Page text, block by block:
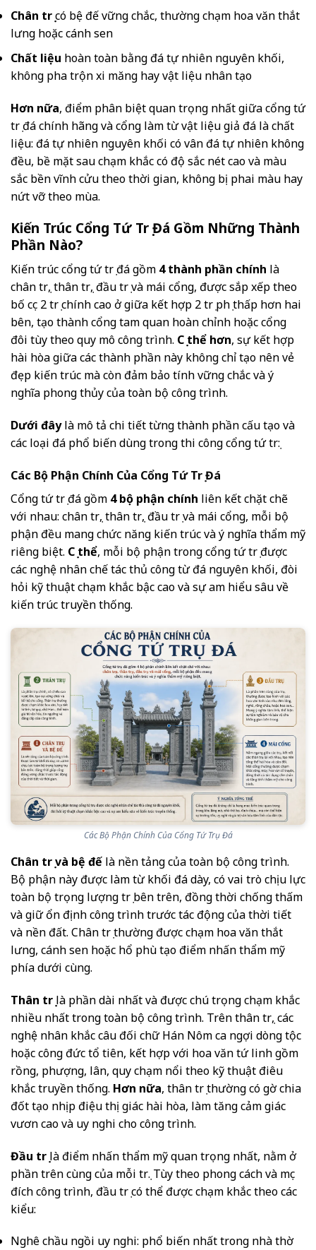
Chân trụcó bệ đế vững chắc, thường chạm hoa văn thắt
lưng hoặc cánh sen
Chất liệu hoàn toàn bằng đá tự nhiên nguyên khối,
không pha trộn xi măng hay vật liệu nhân tạo
Hơn nữa, điểm phân biệt quan trọng nhất giữa cổng tứ
trụ đá chính hãng và cổng làm từ vật liệu giả đá là chất
liệu: đá tự nhiên nguyên khối có vân đá tự nhiên không
đều, bề mặt sau chạm khắc có độ sắc nét cao và màu
sắc bền vĩnh cửu theo thời gian, không bị phai màu hay
nứt vỡ theo mùa.
Kiến Trúc Cổng Tứ Trụ Đá Gồm Những Thành
Phần Nào?
Kiến trúc cổng tứ trụ đá gồm 4 thành phần chính là
chân trụ, thân trụ, đầu trụ và mái cổng, được sắp xếp theo
bố cục 2 trụ chính cao ở giữa kết hợp 2 trụ phụ thấp hơn hai
bên, tạo thành cổng tam quan hoàn chỉnh hoặc cổng
đôi tùy theo quy mô công trình. Cụ thể hơn, sự kết hợp
hài hòa giữa các thành phần này không chỉ tạo nên vẻ
đẹp kiến trúc mà còn đảm bảo tính vững chắc và ý
nghĩa phong thủy của toàn bộ công trình.
Dưới đâylà mô tả chi tiết từng thành phần cấu tạo và
các loại đá phổ biến dùng trong thi công cổng tứ trụ:
Các Bộ Phận Chính Của Cổng Tứ Trụ Đá
Cổng tứ trụ đá gồm 4 bộ phận chính liên kết chặt chẽ
với nhau: chân trụ, thân trụ, đầu trụ và mái cổng, mỗi bộ
phận đều mang chức năng kiến trúc và ý nghĩa thẩm mỹ
riêng biệt. Cụ thể, mỗi bộ phận trong cổng tứ trụ được
các nghệ nhân chế tác thủ công từ đá nguyên khối, đòi
hỏi kỹ thuật chạm khắc bậc cao và sự am hiểu sâu về
kiến trúc truyền thống.
Các Bộ Phận Chính Của Cổng Tứ Trụ Đá
Chân trụ và bệ đế là nền tảng của toàn bộ công trình.
Bộ phận này được làm từ khối đá dày, có vai trò chịu lực
toàn bộ trọng lượng trụ bên trên, đồng thời chống thấm
và giữ ổn định công trình trước tác động của thời tiết
và nền đất. Chân trụ thường được chạm hoa văn thắt
lưng, cánh sen hoặc hổ phù tạo điểm nhấn thẩm mỹ
phía dưới cùng.
Thân trụ là phần dài nhất và được chú trọng chạm khắc
nhiều nhất trong toàn bộ công trình. Trên thân trụ, các
nghệ nhân khắc câu đối chữ Hán Nôm ca ngợi dòng tộc
hoặc công đức tổ tiên, kết hợp với hoa văn tứ linh gồm
rồng, phượng, lân, quy chạm nổi theo kỹ thuật điêu
khắc truyền thống. Hơn nữa, thân trụ thường có gờ chia
đốt tạo nhịp điệu thị giác hài hòa, làm tăng cảm giác
vươn cao và uy nghi cho công trình.
Đầu trụ là điểm nhấn thẩm mỹ quan trọng nhất, nằm ở
phần trên cùng của mỗi trụ. Tùy theo phong cách và mục
đích công trình, đầu trụ có thể được chạm khắc theo các
kiểu:
Nghê chầu ngồi uy nghi: phổ biến nhất trong nhà thờ